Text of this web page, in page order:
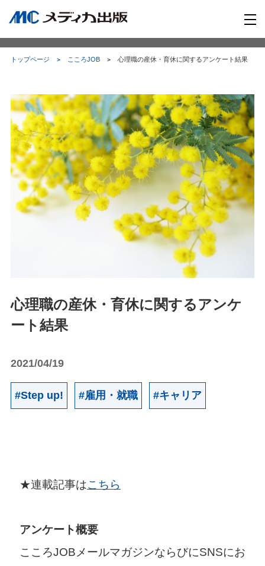
トップページ こころJOB 心理職の産休・育休に関するアンケート結果
心理職の産休・育休に関するアンケ
ート結果
2021/04/19
#Step up! #雇用・就職 #キャリア
★連載記事はこちら
アンケート概要
こころJOBメールマガジンならびにSNSにお